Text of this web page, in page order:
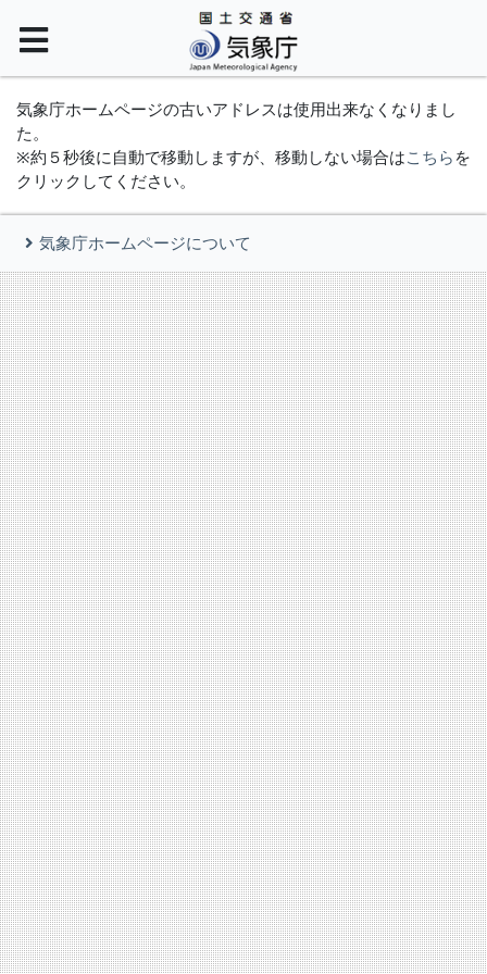
気象庁ホームページの古いアドレスは使用出来なくなりまし
た。
※約５秒後に自動で移動しますが、移動しない場合はこちら を
クリックしてください。
気象庁ホームページについて